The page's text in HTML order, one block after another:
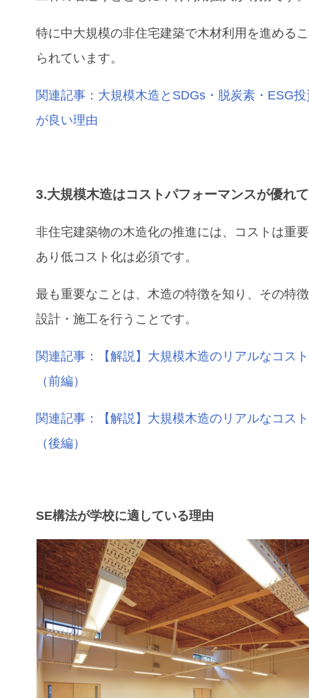
特に中大規模の非住宅建築で木材利用を進める
られています。
関連記事：大規模木造とSDGs・脱炭素・ESG
が良い理由
3.大規模木造はコストパフォーマンスが優れ
非住宅建築物の木造化の推進には、コストは重
あり低コスト化は必須です。
最も重要なことは、木造の特徴を知り、その特
設計・施工を行うことです。
関連記事：【解説】大規模木造のリアルなコス
（前編）
関連記事：【解説】大規模木造のリアルなコス
（後編）
SE構法が学校に適している理由